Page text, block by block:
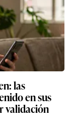
las
en sus
validación